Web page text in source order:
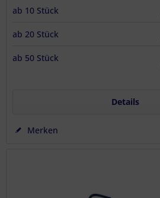
ab 10 Stück
ab 20 Stück
ab 50 Stück
Details
Merken